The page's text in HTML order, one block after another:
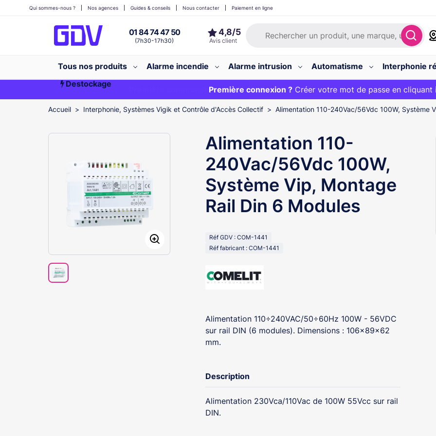
01 84 74 47 50
(7h30-17h30)
Qui sommes-nous ? Nos agences Guides & conseils Nous contacter Paiement en ligne
Tous nos produits Alarme incendie Alarme intrusion Automatisme
Interphonie
Destockage
Première commande ?20€ OFFERT sur votre panier et livraison 24/48h gratuite
Première connexion ?Créer votre mot de passe en
EXCLU WEB :
Accueil Interphonie, Systèmes Vigik et Contrôle d'Accès Collectif Alimentation 110-240Vac/56Vdc 100W, Système
Alimentation 110-
240Vac/56Vdc 100W,
Système Vip, Montage
Rail Din 6 Modules
Réf GDV : COM-1441
Réf fabricant : COM-1441
Alimentation 110÷240VAC/50÷60Hz 100W - 56VDC
sur rail DIN (6 modules). Dimensions : 106x89x62
mm.
Description
Alimentation 230Vca/110Vac de 100W 55Vcc sur rail
DIN.